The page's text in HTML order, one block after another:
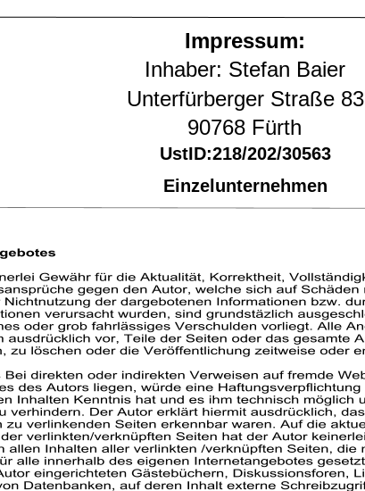
Impressum:
Inhaber: Stefan Baier
Unterfürberger Straße 83
90768 Fürth
UstID:218/202/30563
Einzelunternehmen